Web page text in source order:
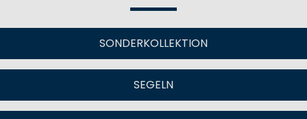
SONDERKOLLEKTION
SEGELN